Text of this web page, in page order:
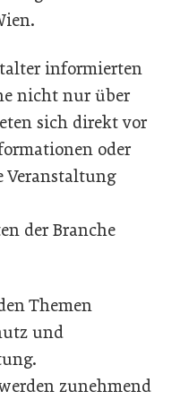
informierten
nicht nur über
sich direkt vor
oder
Veranstaltung
der Branche
Themen
und
zunehmend